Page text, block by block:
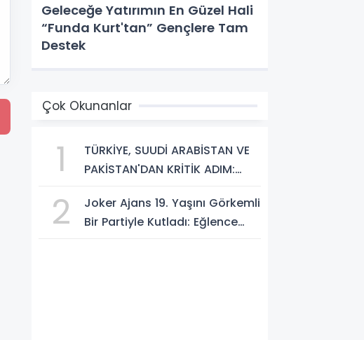
Geleceğe Yatırımın En Güzel Hali
“Funda Kurt'tan” Gençlere Tam
Destek
Çok Okunanlar
1
TÜRKİYE, SUUDİ ARABİSTAN VE
PAKİSTAN'DAN KRİTİK ADIM:
ANLAŞMASI" İMZALANDI!
2
Joker Ajans 19. Yaşını Görkemli
Bir Partiyle Kutladı: Eğlence